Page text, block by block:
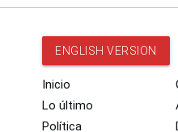
ENGLISH VERSION
Inicio
Lo último
Política